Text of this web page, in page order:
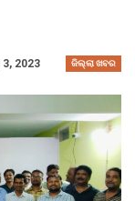
ଜିଲ୍ଲା ଖବର
3, 2023